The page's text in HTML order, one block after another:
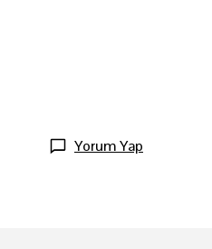
Yorum Yap